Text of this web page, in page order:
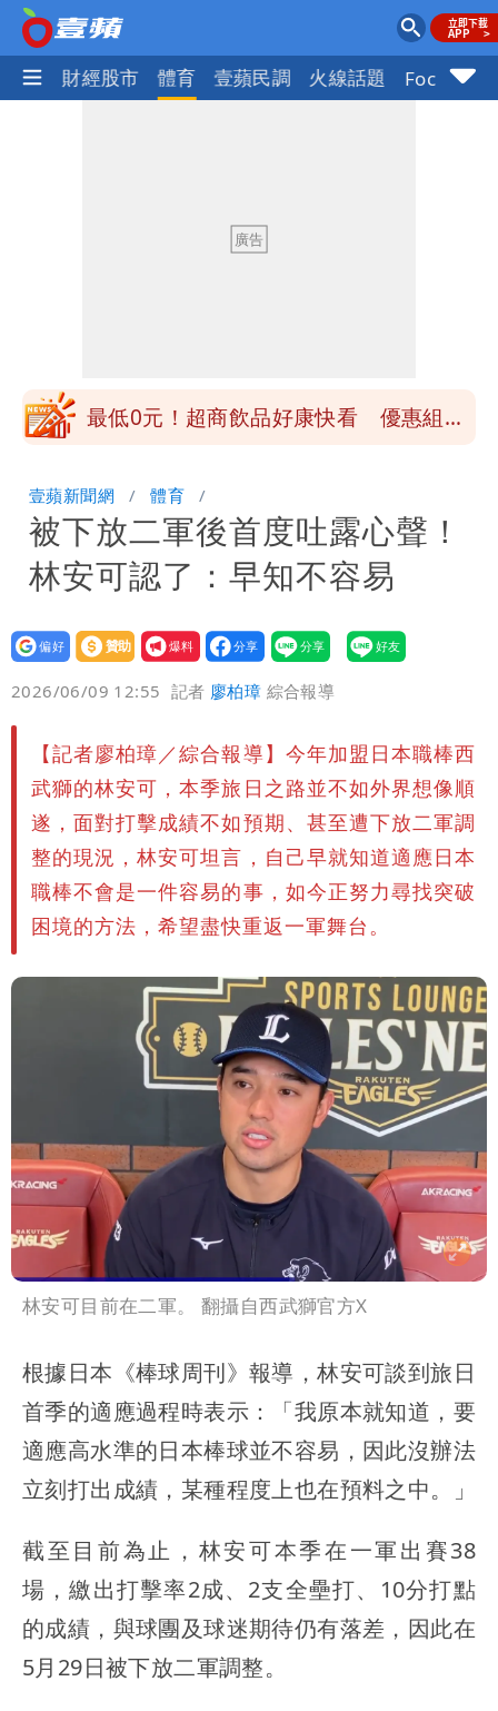
國際 財經股市 體育 壹蘋民調 火線話題 Focus+
昔痛罵「陳時中擋疫苗」被翻出 黃智賢
最低0元！超商飲品好康快看 優惠組一
「海豚跳」
楊千霈一打二帶女兒出國 崩潰哭得極狼
狽
昔痛罵「陳時中擋疫苗」被翻出 黃智賢
戰網友：台灣人靠我活下來
壹蘋新聞網 體育
被下放二軍後首度吐露心聲！
林安可認了：早知不容易
設為
贊助
我要
爆料
2026/06/09 12:55 記者 廖柏璋 綜合報導
【記者廖柏璋／綜合報導】今年加盟日本職棒西
武獅的林安可，本季旅日之路並不如外界想像順
遂，面對打擊成績不如預期、甚至遭下放二軍調
整的現況，林安可坦言，自己早就知道適應日本
職棒不會是一件容易的事，如今正努力尋找突破
困境的方法，希望盡快重返一軍舞台。
林安可目前在二軍。 翻攝自西武獅官方X
根據日本《棒球周刊》報導，林安可談到旅日
首季的適應過程時表示：「我原本就知道，要
適應高水準的日本棒球並不容易，因此沒辦法
立刻打出成績，某種程度上也在預料之中。」
截至目前為止，林安可本季在一軍出賽38
場，繳出打擊率2成、2支全壘打、10分打點
的成績，與球團及球迷期待仍有落差，因此在
5月29日被下放二軍調整。